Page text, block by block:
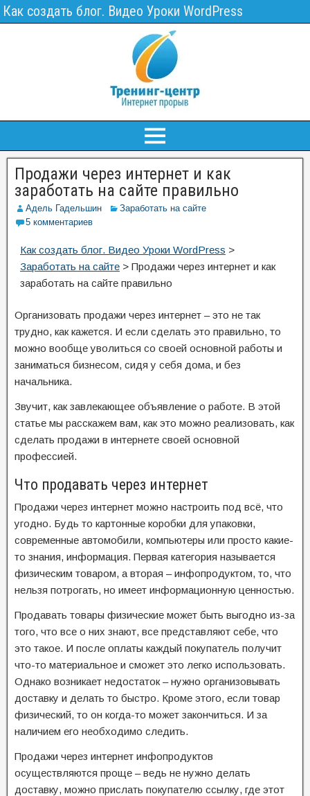
Как создать блог. Видео Уроки WordPress
Продажи через интернет и как
заработать на сайте правильно
Адель Гадельшин
Заработать на сайте
5 комментариев
Как создать блог. Видео Уроки WordPress >
Заработать на сайте > Продажи через интернет и как
заработать на сайте правильно
Организовать продажи через интернет – это не так
трудно, как кажется. И если сделать это правильно, то
можно вообще уволиться со своей основной работы и
заниматься бизнесом, сидя у себя дома, и без
начальника.
Звучит, как завлекающее объявление о работе. В этой
статье мы расскажем вам, как это можно реализовать, как
сделать продажи в интернете своей основной
профессией.
Что продавать через интернет
Продажи через интернет можно настроить под всё, что
угодно. Будь то картонные коробки для упаковки,
современные автомобили, компьютеры или просто какие-
то знания, информация. Первая категория называется
физическим товаром, а вторая – инфопродуктом, то, что
нельзя потрогать, но имеет информационную ценностью.
Продавать товары физические может быть выгодно из-за
того, что все о них знают, все представляют себе, что
это такое. И после оплаты каждый покупатель получит
что-то материальное и сможет это легко использовать.
Однако возникает недостаток – нужно организовывать
доставку и делать то быстро. Кроме этого, если товар
физический, то он когда-то может закончиться. И за
наличием его необходимо следить.
Продажи через интернет инфопродуктов
осуществляются проще – ведь не нужно делать
доставку, можно прислать покупателю ссылку, где этот